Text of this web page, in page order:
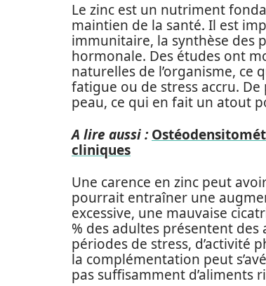
Le zinc est un nutriment
maintien de la santé. Il est
immunitaire, la synthèse des
hormonale. Des études ont
naturelles de l’organisme,
fatigue ou de stress accru.
peau, ce qui en fait un atout
A lire aussi :
cliniques
Une carence en zinc peut
pourrait entraîner une
excessive, une mauvaise
% des adultes présentent
périodes de stress, d’activité
la complémentation peut
pas suffisamment d’aliments